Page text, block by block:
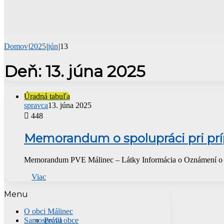
Domov|2025|jún|13
Deň: 13. júna 2025
Úradná tabuľa
spravca13. júna 2025
448
Memorandum o spolupráci pri
Memorandum PVE Málinec – Látky Informácia o Oznámení
Viac
Menu
O obci Málinec
Profil obce
Samospráva